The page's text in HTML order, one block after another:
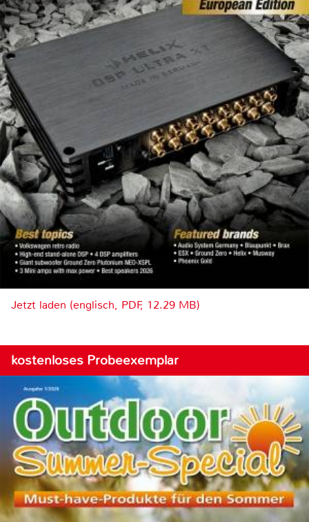
Jetzt laden (englisch, PDF, 12.29 MB)
kostenloses Probeexemplar